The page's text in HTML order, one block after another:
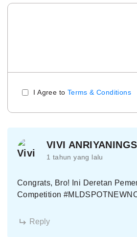
I Agree to Terms & Conditions
VIVI
1 tahun yang lalu
Congrats, Bro! Ini Deretan
Competition
Reply